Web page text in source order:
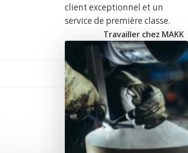
client exceptionnel et un
service de première classe.
Travailler chez MAKK